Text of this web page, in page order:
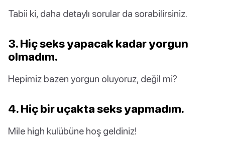
Tabii ki, daha detaylı sorular da sorabilirsiniz.
3. Hiç seks yapacak kadar yorgun
olmadım.
Hepimiz bazen yorgun oluyoruz, değil mi?
4. Hiç bir uçakta seks yapmadım.
Mile high kulübüne hoş geldiniz!